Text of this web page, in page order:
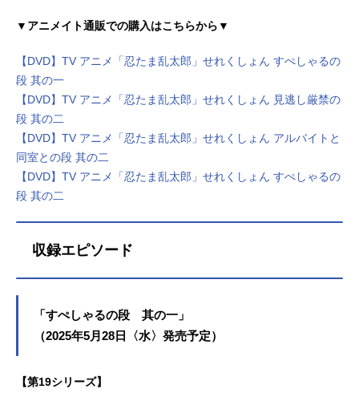
▼アニメイト通販での購入はこちらから▼
【DVD】TV アニメ「忍たま乱太郎」せれくしょん すぺしゃるの
段 其の一
【DVD】TV アニメ「忍たま乱太郎」せれくしょん 見逃し厳禁の
段 其の二
【DVD】TV アニメ「忍たま乱太郎」せれくしょん アルバイトと
同室との段 其の二
【DVD】TV アニメ「忍たま乱太郎」せれくしょん すぺしゃるの
段 其の二
収録エピソード
「すぺしゃるの段 其の一」
（2025年5月28日〈水〉発売予定）
【第19シリーズ】